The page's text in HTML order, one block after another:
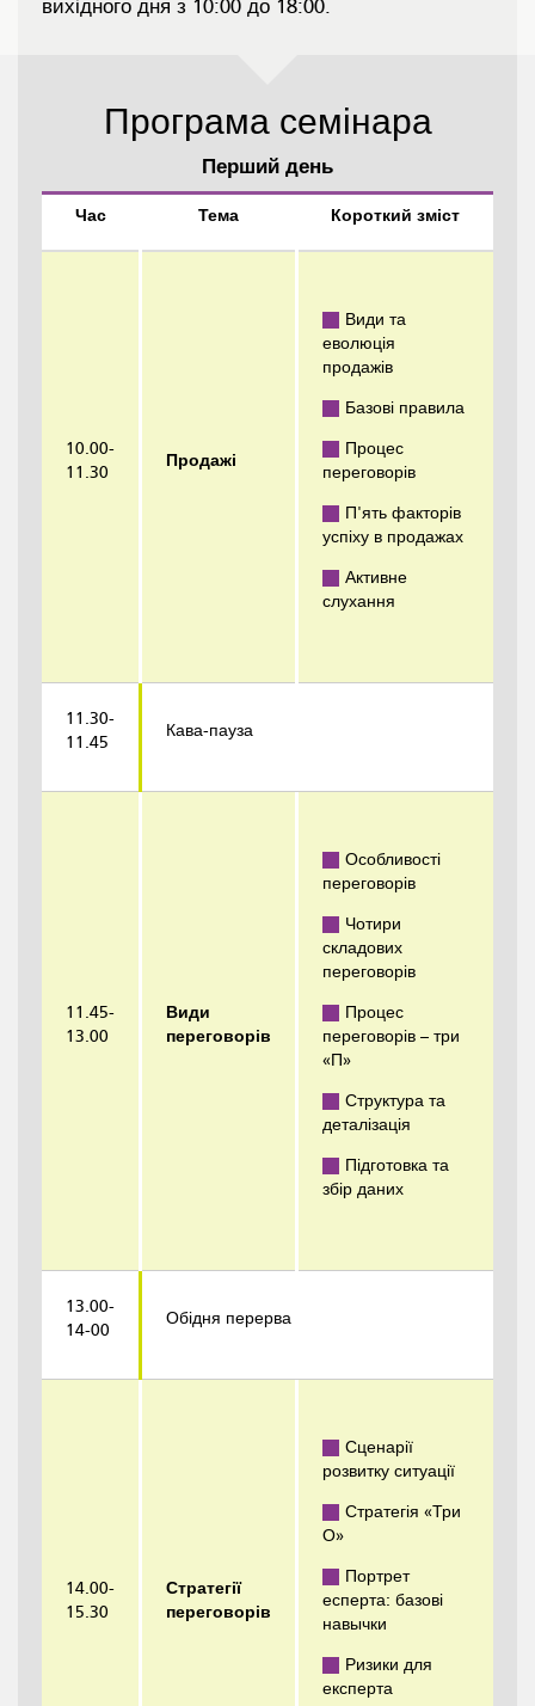
вихідного дня з 10:00 до 18:00.
Програма семінара
Перший день
Час Тема Короткий зміст
10.00-
11.30
Продажі
Види та
еволюція
продажів
Базові правила
Процес
переговорів
П'ять факторів
успіху в продажах
Активне
слухання
11.30-
11.45
Кава-пауза
11.45-
13.00
Види
переговорів
Особливості
переговорів
Чотири
складових
переговорів
Процес
переговорів – три
«П»
Структура та
деталізація
Підготовка та
збір даних
13.00-
14-00
Обідня перерва
14.00-
15.30
Стратегії
переговорів
Сценарії
розвитку ситуації
Стратегія «Три
О»
Портрет
есперта: базові
навычки
Ризики для
експерта